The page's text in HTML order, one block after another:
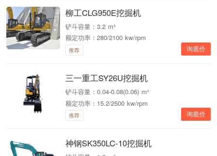
柳工CLG950E挖掘机
铲斗容量：3.2 m³
额定功率：280/2100 kw/rpm
推荐 询底价
三一重工SY26U挖掘机
铲斗容量：0.04-0.08(0.06) m³
额定功率：15.2/2500 kw/rpm
推荐 询底价
神钢SK350LC-10挖掘机